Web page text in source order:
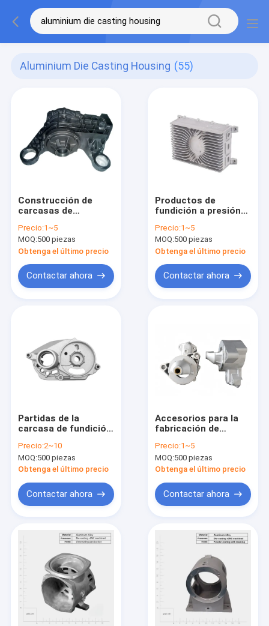
Aluminium Die Casting Housing (55)
Construcción de
carcasas de
de aluminio de
precisión
Precio:1~5
MOQ:500 piezas
Obtenga el último precio
Contactar ahora
Productos de
fundición a presión
precisión para
equipos electrónicos
Precio:1~5
MOQ:500 piezas
Obtenga el último precio
Contactar ahora
Partidas de la
carcasa de fundición
personalizada
Conductividad
térmica del proceso
Precio:2~10
MOQ:500 piezas
Obtenga el último precio
Contactar ahora
Accesorios para la
fabricación de
Precio:1~5
MOQ:500 piezas
Obtenga el último precio
Contactar ahora